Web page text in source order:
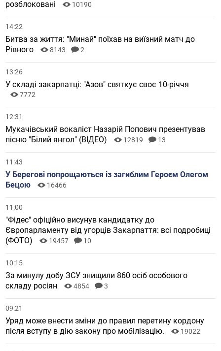
розблоковані 10190
14:22
Битва за життя: "Минай" поїхав на виїзний матч до
Рівного
8143 2
13:26
У складі закарпатці: "Азов" святкує своє 10-річчя
7772
12:31
Мукачівський вокаліст Назарій Попович презентував
пісню "Білий янгол" (ВІДЕО)
12819 13
11:43
У Берегові попрощаються із загиблим Героєм Олегом
Бецою
16466
11:00
"Фідес" офіційно висунув кандидатку до
Європарламенту від угорців Закарпаття: всі подробиці
(ФОТО)
19457 10
10:15
За минулу добу ЗСУ знищили 860 осіб особового
складу росіян
4854 3
09:21
Уряд може внести зміни до правил перетину кордону
після вступу в дію закону про мобілізацію.
19022